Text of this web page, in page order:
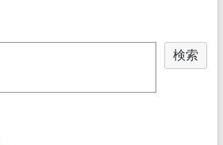
検索